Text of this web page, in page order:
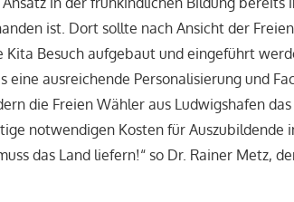
ist. Dort sollte nach Ansicht der
Besuch aufgebaut und eingeführt
eine ausreichende Personalisierung und
die Freien Wähler aus Ludwigshafen
notwendigen Kosten für Auszubildende
das Land liefern!“ so Dr. Rainer Metz,